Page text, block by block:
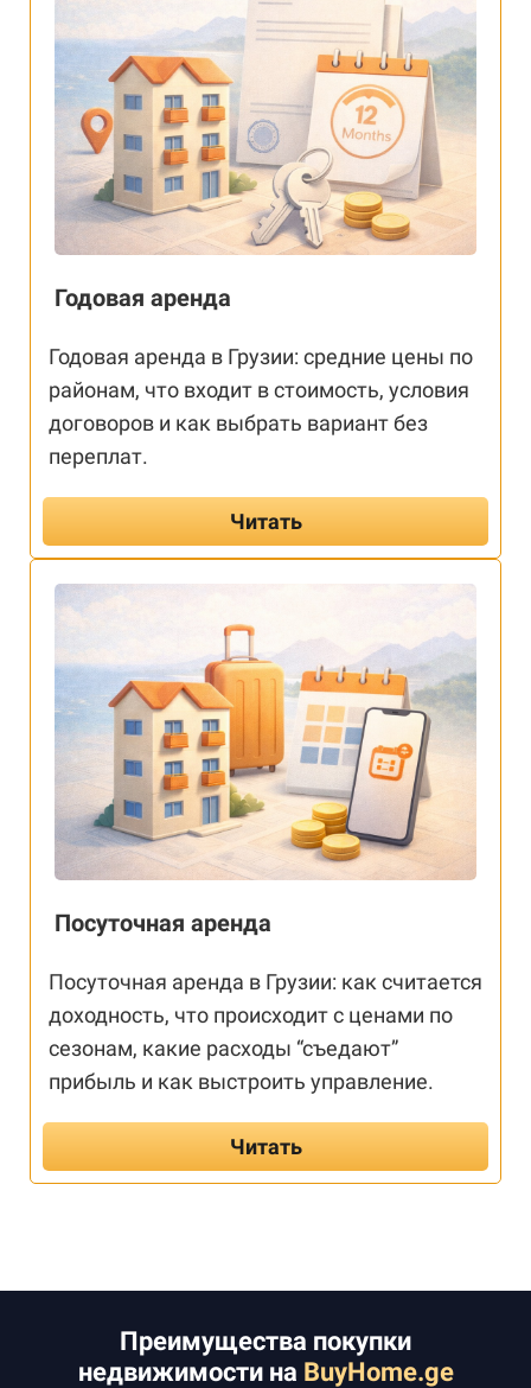
Годовая аренда
Годовая аренда в Грузии: средние цены по
районам, что входит в стоимость, условия
договоров и как выбрать вариант без
переплат.
Читать
Посуточная аренда
Посуточная аренда в Грузии: как считается
доходность, что происходит с ценами по
сезонам, какие расходы “съедают”
прибыль и как выстроить управление.
Читать
Преимущества покупки
недвижимости на BuyHome.ge